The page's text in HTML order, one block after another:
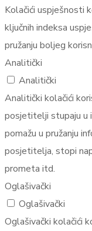
Kolačići uspješnosti
ključnih indeksa
pružanju boljeg
Analitički
Analitički
Analitički kolačići
posjetitelji stupaju u
pomažu u pružanju
posjetitelja, stopi
prometa itd.
Oglašivački
Oglašivački
Oglašivački kolačići